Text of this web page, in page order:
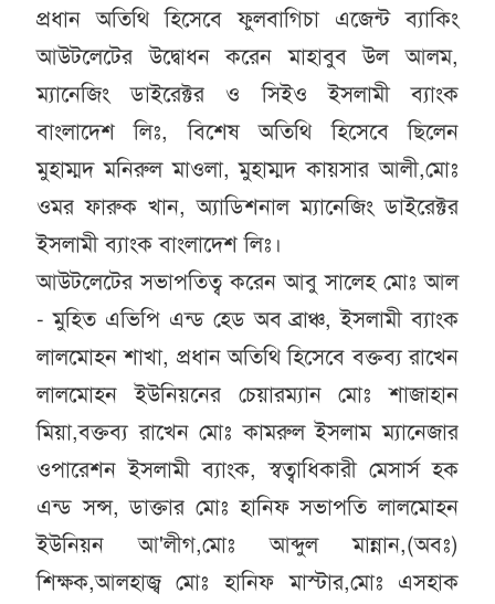
প্রধান অতিথি হিসেবে ফুলবাগিচা এজেন্ট ব্যাকিং
আউটলেটের উদ্বোধন করেন মাহাবুব উল আলম,
ম্যানেজিং ডাইরেক্টর ও সিইও ইসলামী ব্যাংক
বাংলাদেশ লিঃ, বিশেষ অতিথি হিসেবে ছিলেন
মুহাম্মদ মনিরুল মাওলা, মুহাম্মদ কায়সার আলী,মোঃ
ওমর ফারুক খান, অ্যাডিশনাল ম্যানেজিং ডাইরেক্টর
ইসলামী ব্যাংক বাংলাদেশ লিঃ।
আউটলেটের সভাপতিত্ব করেন আবু সালেহ মোঃ আল
- মুহিত এভিপি এন্ড হেড অব ব্রাঞ্চ, ইসলামী ব্যাংক
লালমোহন শাখা, প্রধান অতিথি হিসেবে বক্তব্য রাখেন
লালমোহন ইউনিয়নের চেয়ারম্যান মোঃ শাজাহান
মিয়া,বক্তব্য রাখেন মোঃ কামরুল ইসলাম ম্যানেজার
ওপারেশন ইসলামী ব্যাংক, স্বত্বাধিকারী মেসার্স হক
এন্ড সন্স, ডাক্তার মোঃ হানিফ সভাপতি লালমোহন
ইউনিয়ন আ'লীগ,মোঃ আব্দুল মান্নান,(অবঃ)
শিক্ষক,আলহাজ্ব মোঃ হানিফ মাস্টার,মোঃ এসহাক